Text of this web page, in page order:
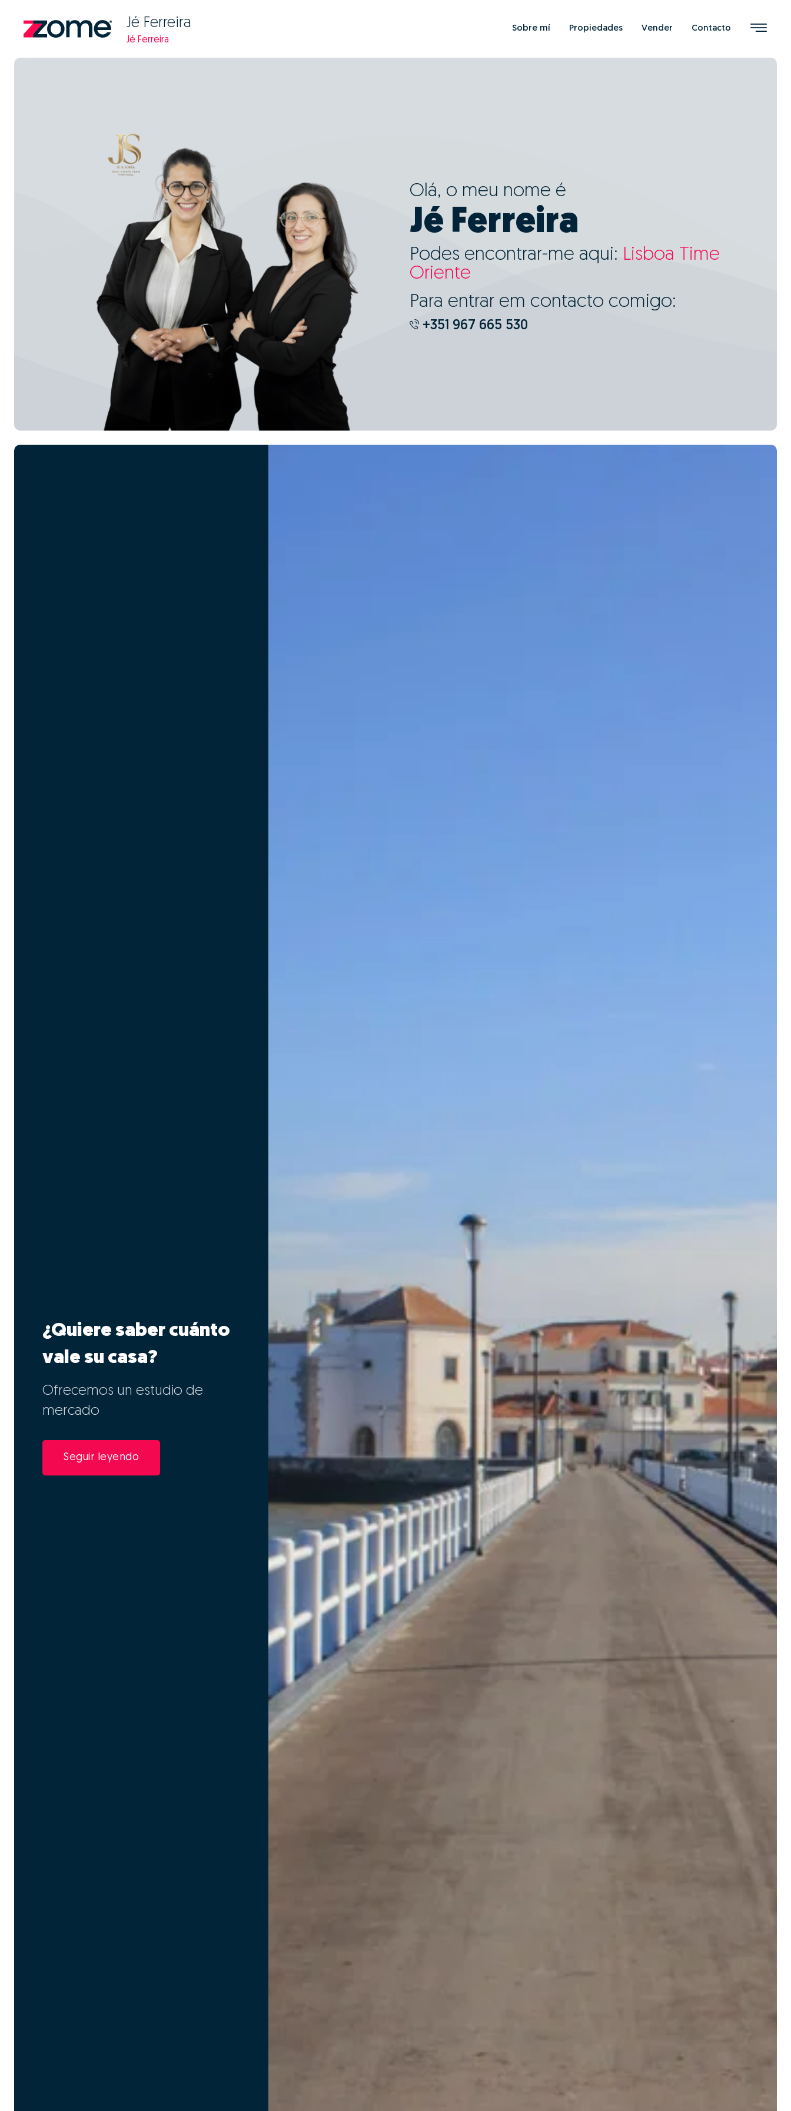
Jé Ferreira
Jé Ferreira
Sobre mí Propiedades Vender Contacto
Olá, o meu nome é
Jé Ferreira
Podes encontrar-me aqui: Lisboa Time
Oriente
Para entrar em contacto comigo:
+351 967 665 530
¿Quiere saber cuánto
vale su casa?
Ofrecemos un estudio de
mercado
Seguir leyendo